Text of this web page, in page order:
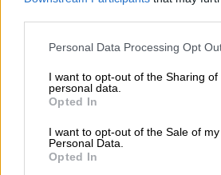
Personal Data Processing Opt
I want to opt-out of the Sharing of
personal data.
Opted In
I want to opt-out of the Sale of my
Personal Data.
Opted In
Randy Schekman, Νομπελίστας
Πάρκινσον»
Ε.Ε και παράνομη μετανάστευση:
παρονομαστή το κοινό συμφέρον